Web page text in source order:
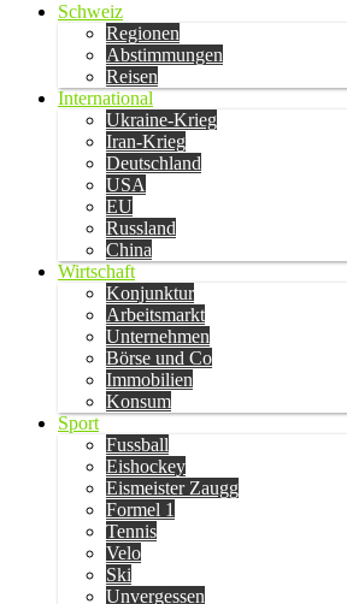
Schweiz
Regionen
Abstimmungen
Reisen
International
Ukraine-Krieg
Iran-Krieg
Deutschland
USA
EU
Russland
China
Wirtschaft
Konjunktur
Arbeitsmarkt
Unternehmen
Börse und Co
Immobilien
Konsum
Sport
Fussball
Eishockey
Eismeister Zaugg
Formel 1
Tennis
Velo
Ski
Unvergessen